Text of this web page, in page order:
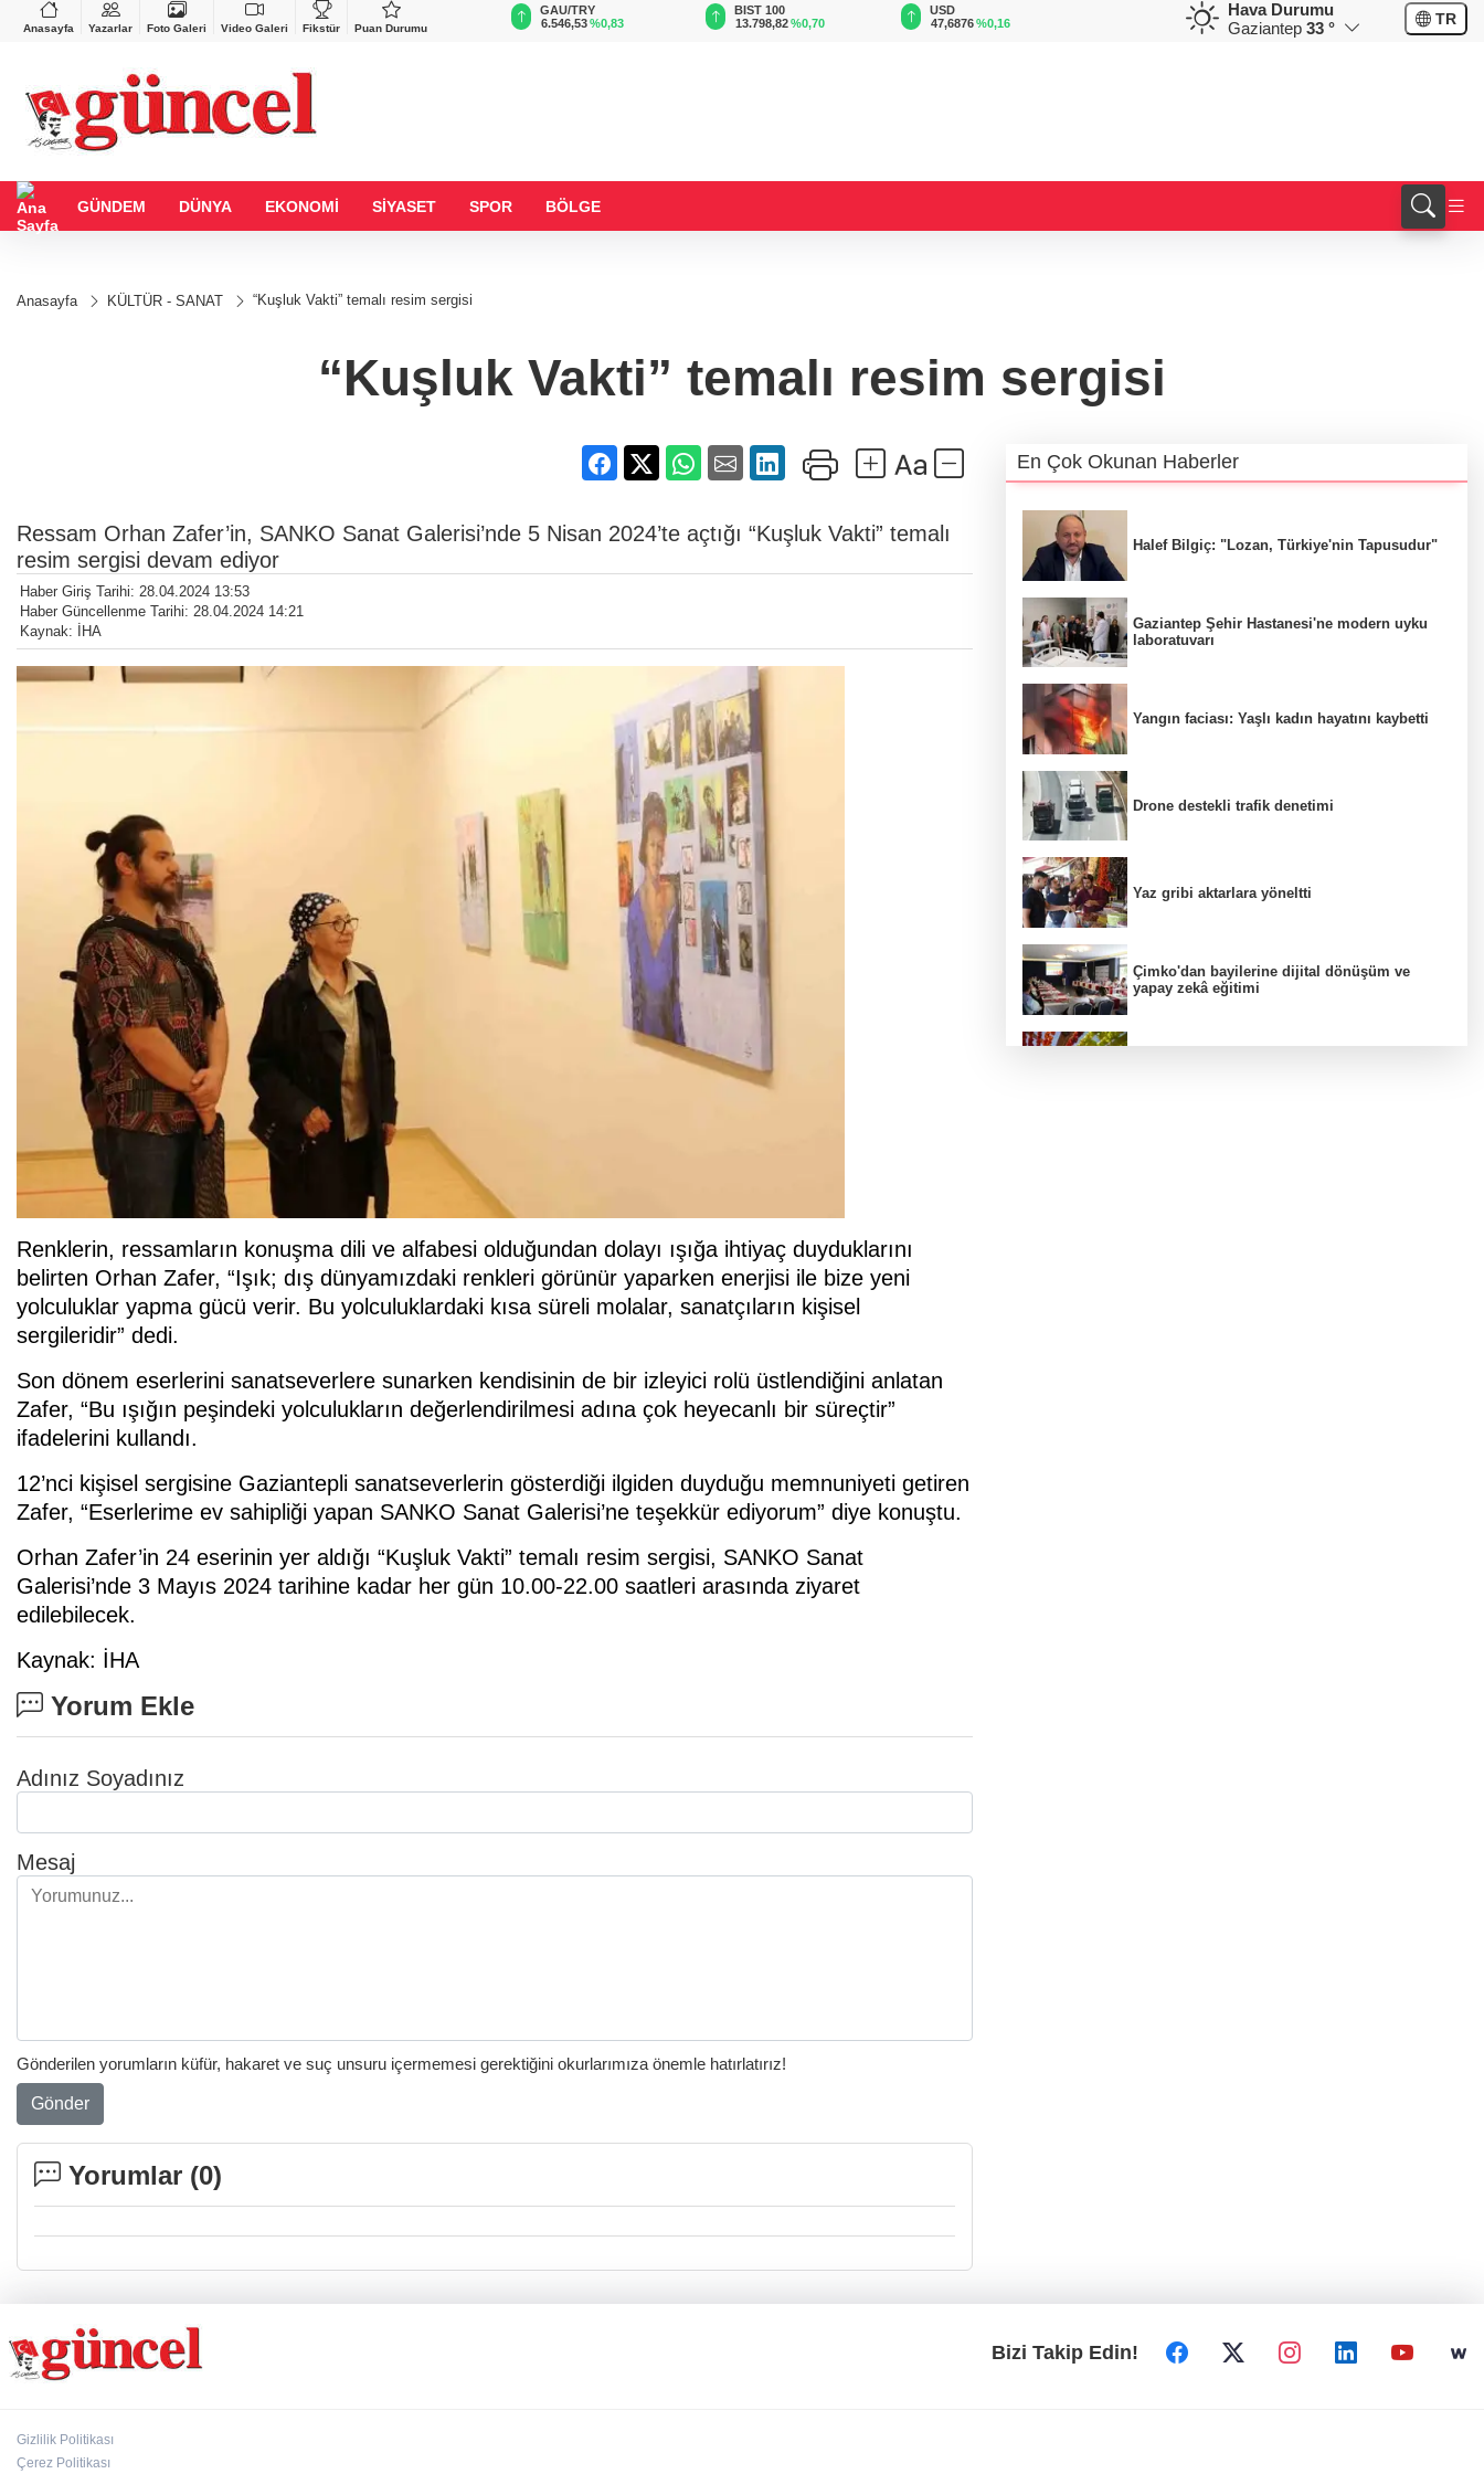
Anasayfa Yazarlar Foto Galeri Video Galeri Fikstür Puan Durumu
BGN
27,9743%-0,22
VND
0,0018
%0,29
GAU/TRY
6.546,53%0,83
BIST 100
13.798,82%0,70
USD
47,6876%0,16
GBP
64,2003%0,09
Hava Durumu
Gaziantep 33 ° TR
GÜNDEM DÜNYA EKONOMİ SİYASET SPOR BÖLGE
Anasayfa KÜLTÜR - SANAT “Kuşluk Vakti” temalı resim sergisi
“Kuşluk Vakti” temalı resim sergisi
Ressam Orhan Zafer’in, SANKO Sanat Galerisi’nde 5 Nisan 2024’te açtığı “Kuşluk Vakti” temalı
resim sergisi devam ediyor
Haber Giriş Tarihi: 28.04.2024 13:53
Haber Güncellenme Tarihi: 28.04.2024 14:21
Kaynak: İHA
Renklerin, ressamların konuşma dili ve alfabesi olduğundan dolayı ışığa ihtiyaç duyduklarını
belirten Orhan Zafer, “Işık; dış dünyamızdaki renkleri görünür yaparken enerjisi ile bize yeni
yolculuklar yapma gücü verir. Bu yolculuklardaki kısa süreli molalar, sanatçıların kişisel
sergileridir” dedi.
Son dönem eserlerini sanatseverlere sunarken kendisinin de bir izleyici rolü üstlendiğini anlatan
Zafer, “Bu ışığın peşindeki yolculukların değerlendirilmesi adına çok heyecanlı bir süreçtir”
ifadelerini kullandı.
12’nci kişisel sergisine Gaziantepli sanatseverlerin gösterdiği ilgiden duyduğu memnuniyeti getiren
Zafer, “Eserlerime ev sahipliği yapan SANKO Sanat Galerisi’ne teşekkür ediyorum” diye konuştu.
Orhan Zafer’in 24 eserinin yer aldığı “Kuşluk Vakti” temalı resim sergisi, SANKO Sanat
Galerisi’nde 3 Mayıs 2024 tarihine kadar her gün 10.00-22.00 saatleri arasında ziyaret
edilebilecek.
Kaynak: İHA
Yorum Ekle
Adınız Soyadınız
Mesaj
Gönderilen yorumların küfür, hakaret ve suç unsuru içermemesi gerektiğini okurlarımıza önemle hatırlatırız!
Gönder
Yorumlar (0)
En Çok Okunan Haberler
Halef Bilgiç: "Lozan, Türkiye'nin Tapusudur"
Gaziantep Şehir Hastanesi'ne modern uyku
laboratuvarı
Yangın faciası: Yaşlı kadın hayatını kaybetti
Drone destekli trafik denetimi
Yaz gribi aktarlara yöneltti
Çimko'dan bayilerine dijital dönüşüm ve
yapay zekâ eğitimi
Bizi Takip Edin!
Gizlilik Politikası
Çerez Politikası